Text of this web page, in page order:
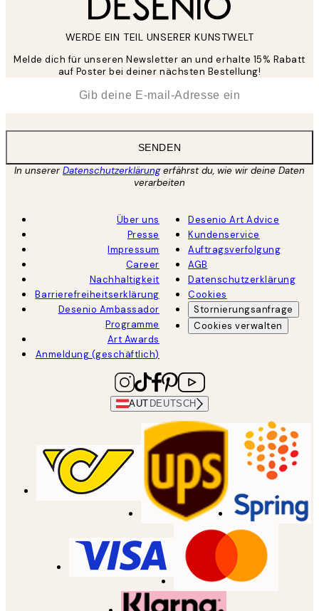
WERDE EIN TEIL UNSERER KUNSTWELT
Melde dich für unseren Newsletter an und erhalte 15% Rabatt
auf Poster bei deiner nächsten Bestellung!
SENDEN
In unsererDatenschutzerklärungerfährst du, wie wir deine Daten
verarbeiten
Über uns
Presse
Impressum
Career
Nachhaltigkeit
Barrierefreiheitserklärung
Desenio Ambassador
Programme
Art Awards
Anmeldung (geschäftlich)
Desenio Art Advice
Kundenservice
Auftragsverfolgung
AGB
Datenschutzerklärung
Cookies
Stornierungsanfrage
Cookies verwalten
AUT DEUTSCH